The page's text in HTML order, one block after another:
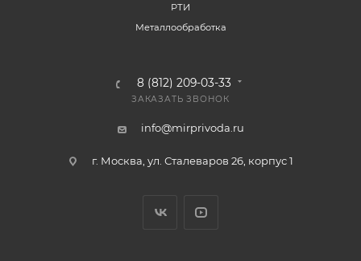
РТИ
Металлообработка
8 (812) 209-03-33
ЗАКАЗАТЬ ЗВОНОК
info@mirprivoda.ru
г. Москва, ул. Сталеваров 26, корпус 1